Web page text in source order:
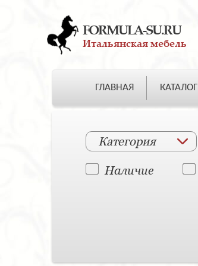
FORMULA-SU.RU
Итальянская мебель
ГЛАВНАЯ КАТАЛОГ
Категория
Наличие